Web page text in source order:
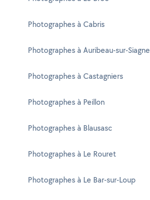
Photographes à Cabris
Photographes à Auribeau-sur-Siagne
Photographes à Castagniers
Photographes à Peillon
Photographes à Blausasc
Photographes à Le Rouret
Photographes à Le Bar-sur-Loup